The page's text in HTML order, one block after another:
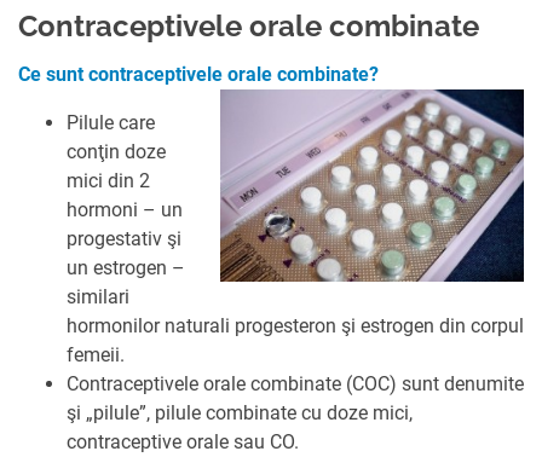
STATUTUL
ORGANIGRAMA
PARTENERII
DONATORII
MEDIA
CONSILIERE
ACREDITARE
STUDII CLINICE
ANALIZE
COALIȚIA REGIONALĂ AVORTUL ȘI
SĂNĂTATEA
PLANIFICAREA
AVORTUL
PREVENIREA
EDUCAȚIA SEXUALĂ
DREPTURI SEXUALE
NOUTĂȚI NOUTATI CIDSR
DE LA PARTENERII
PUBLICAȚII
CONTACTE
Contraceptivele orale combinate
Ce sunt contraceptivele orale combinate?
Pilule care
conţin doze
mici din 2
hormoni – un
progestativ şi
un estrogen –
similari
hormonilor naturali progesteron şi estrogen din corpul
femeii.
Contraceptivele orale combinate (COC) sunt denumite
şi „pilule”, pilule combinate cu doze mici,
contraceptive orale sau CO.